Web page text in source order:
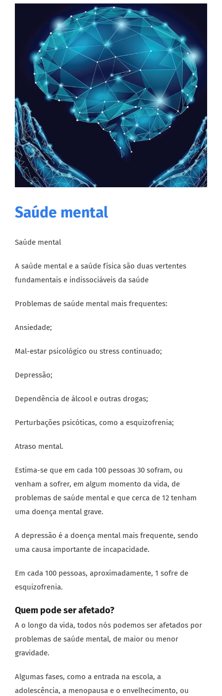
Saúde mental
Saúde mental
A saúde mental e a saúde física são duas vertentes
fundamentais e indissociáveis da saúde
Problemas de saúde mental mais frequentes:
Ansiedade;
Mal-estar psicológico ou stress continuado;
Depressão;
Dependência de álcool e outras drogas;
Perturbações psicóticas, como a esquizofrenia;
Atraso mental.
Estima-se que em cada 100 pessoas 30 sofram, ou
venham a sofrer, em algum momento da vida, de
problemas de saúde mental e que cerca de 12 tenham
uma doença mental grave.
A depressão é a doença mental mais frequente, sendo
uma causa importante de incapacidade.
Em cada 100 pessoas, aproximadamente, 1 sofre de
esquizofrenia.
Quem pode ser afetado?
A o longo da vida, todos nós podemos ser afetados por
problemas de saúde mental, de maior ou menor
gravidade.
Algumas fases, como a entrada na escola, a
adolescência, a menopausa e o envelhecimento, ou